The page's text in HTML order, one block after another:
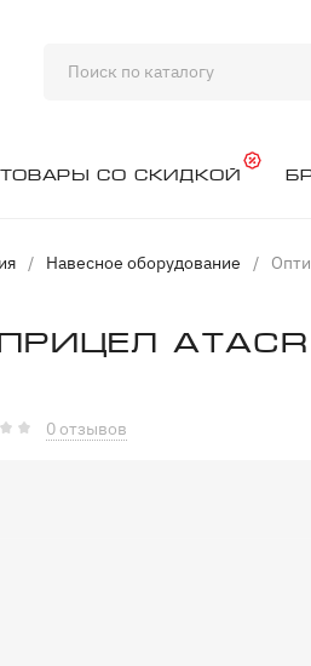
Товары со скидкой
/ Навесное оборудование /
0 отзывов